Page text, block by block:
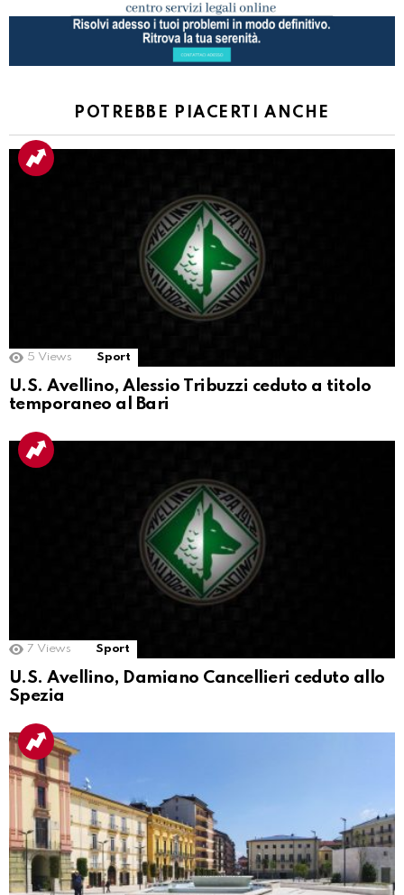
POTREBBE PIACERTI ANCHE
5 Views Sport
U.S. Avellino, Alessio Tribuzzi ceduto a titolo
temporaneo al Bari
7 Views Sport
U.S. Avellino, Damiano Cancellieri ceduto allo
Spezia